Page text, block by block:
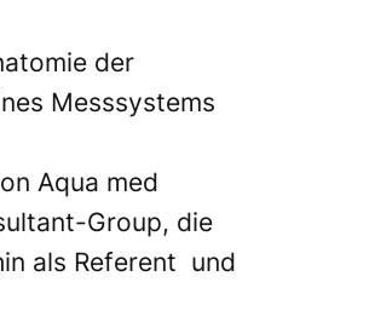
der
Messsystems
Aqua med
Group, die
als Referent und